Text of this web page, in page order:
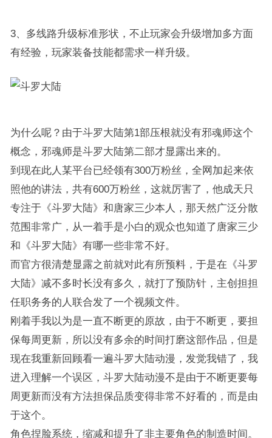
3、多线路升级标准形状，不止玩家会升级增加多方面
有经验，玩家装备技能都需求一样升级。
为什么呢？由于斗罗大陆第1部压根就没有邪魂师这个
概念，邪魂师是斗罗大陆第二部才显露出来的。
到现在此人某平台已经领有300万粉丝，全网加起来依
照他的讲法，共有600万粉丝，这就厉害了，他成天只
专注于《斗罗大陆》和唐家三少本人，那天然广泛分散
范围非常广，从一着手是小白的观众也知道了唐家三少
和《斗罗大陆》有哪一些非常不好。
而官方很清楚显露之前就对此有所预料，于是在《斗罗
大陆》减不多时长没有多久，就打了预防针，主创担担
任职务务的人联合发了一个视频文件。
刚着手我以为是一直不断更的原故，由于不断更，要担
保每周更新，所以没有多余的时间打磨这部作品，但是
现在我重新回顾看一遍斗罗大陆动漫，发觉我错了，我
进入理解一个误区，斗罗大陆动漫不是由于不断更要每
周更新而没有方法担保品质变得非常不好看的，而是由
于这个。
角色捏脸系统，缩减和提升了非主要角色的制造时间。